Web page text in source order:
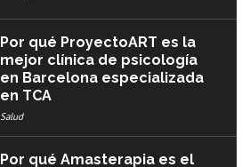
Por qué ProyectoART es la
mejor clínica de psicología
en Barcelona especializada
en TCA
Salud
Por qué Amasterapia es el